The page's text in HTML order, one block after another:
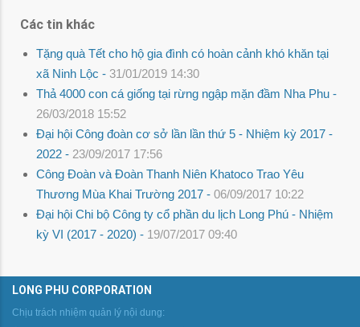
Các tin khác
Tặng quà Tết cho hộ gia đình có hoàn cảnh khó khăn tại
xã Ninh Lộc - 31/01/2019 14:30
Thả 4000 con cá giống tại rừng ngập mặn đầm Nha Phu -
26/03/2018 15:52
Đại hội Công đoàn cơ sở lần lần thứ 5 - Nhiệm kỳ 2017 -
2022 - 23/09/2017 17:56
Công Đoàn và Đoàn Thanh Niên Khatoco Trao Yêu
Thương Mùa Khai Trường 2017 - 06/09/2017 10:22
Đại hội Chi bộ Công ty cổ phần du lịch Long Phú - Nhiệm
kỳ VI (2017 - 2020) - 19/07/2017 09:40
LONG PHU CORPORATION
Chịu trách nhiệm quản lý nội dung: